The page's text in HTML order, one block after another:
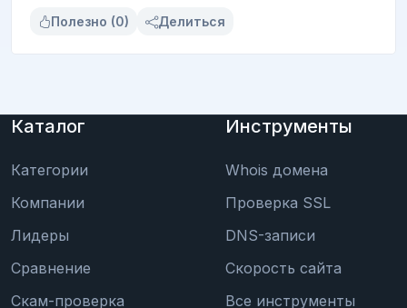
Полезно (0) Делиться
Каталог
Категории
Компании
Лидеры
Сравнение
Скам-проверка
Инструменты
Whois домена
Проверка SSL
DNS-записи
Скорость сайта
Все инструменты